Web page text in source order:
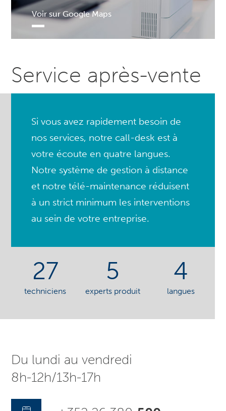
Voir sur Google Maps
Service après-vente
Si vous avez rapidement besoin de
nos services, notre call-desk est à
votre écoute en quatre langues.
Notre système de gestion à distance
et notre télé-maintenance réduisent
à un strict minimum les interventions
au sein de votre entreprise.
27
techniciens
5
experts produit
4
langues
Du lundi au vendredi
8h-12h/13h-17h